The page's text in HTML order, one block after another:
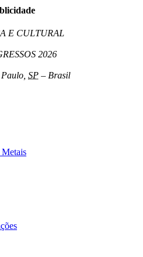
E CULTURAL
2026
Paulo SP – Brasil